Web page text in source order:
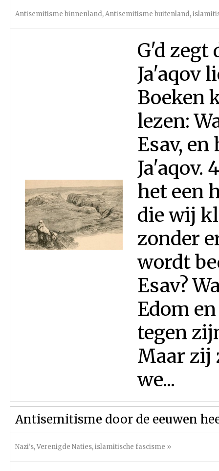
Antisemitisme binnenland,Antisemitisme buitenland,
G'd zegt
Ja'aqov
Boeken
lezen:
Esav,
Ja'aqov.
het een
die wij
zonder
wordt
Esav?
Edom
tegen
Maar zij
we...
Antisemitisme door de eeuwen
Nazi's,Verenigde Naties,islamitische fascisme »